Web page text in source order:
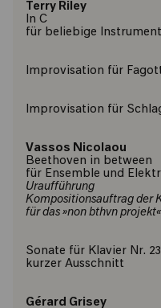
Terry Riley
In C
für beliebige
Improvisation für
Improvisation für
Vassos Nicolaou
Beethoven in between
für Ensemble und
Uraufführung
Kompositionsauftrag der
für das »non bthvn
Sonate für Klavier Nr.
kurzer Ausschnitt
Gérard Grisey